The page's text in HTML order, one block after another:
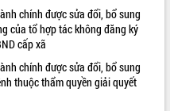
chính được sửa đổi, bổ sung
của tổ hợp tác không đăng ký
cấp xã
chính được sửa đổi, bổ sung
thuộc thẩm quyền giải quyết